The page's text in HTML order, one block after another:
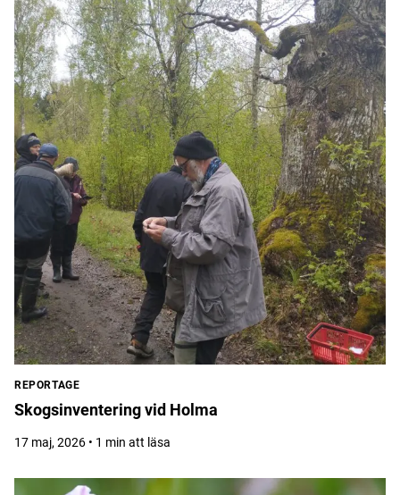
REPORTAGE
Skogsinventering vid Holma
17 maj, 2026 • 1 min att läsa